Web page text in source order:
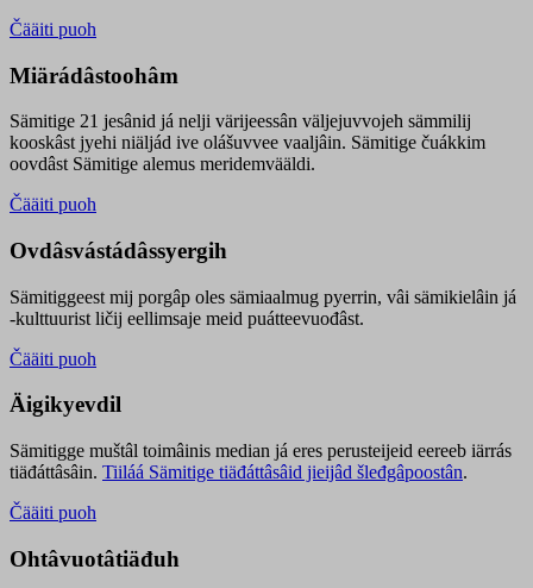
Čääiti puoh
Miärádâstoohâm
Sämitige 21 jesânid já nelji värijeessân väljejuvvojeh sämmilij
kooskâst jyehi niäljád ive olášuvvee vaaljâin. Sämitige čuákkim
oovdâst Sämitige alemus meridemvääldi.
Čääiti puoh
Ovdâsvástádâssyergih
Sämitiggeest mij porgâp oles sämiaalmug pyerrin, vâi sämikielâin já
-kulttuurist ličij eellimsaje meid puátteevuođâst.
Čääiti puoh
Äigikyevdil
Sämitigge muštâl toimâinis median já eres perusteijeid eereeb iärrás
tiäđáttâsâin. Tiiláá Sämitige tiäđáttâsâid jieijâd šleđgâpoostân.
Čääiti puoh
Ohtâvuotâtiäđuh